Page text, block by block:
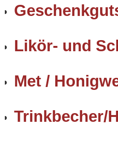
Likör- und
Met /
Trinkbecher/